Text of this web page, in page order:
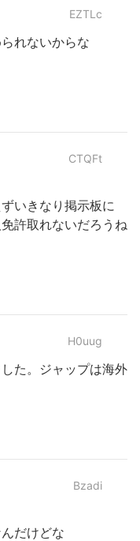
EZTLc
れないからな
CTQFt
いきなり掲示板に
許取れないだろうね
H0uug
た。ジャップは海外
Bzadi
だけどな